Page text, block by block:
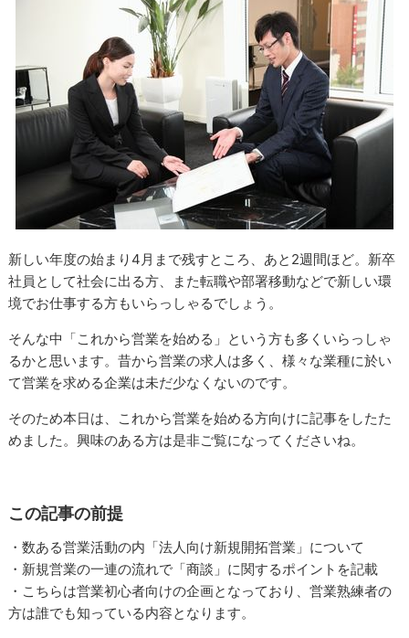
新しい年度の始まり4月まで残すところ、あと2週間ほど。新卒
社員として社会に出る方、また転職や部署移動などで新しい環
境でお仕事する方もいらっしゃるでしょう。
そんな中「これから営業を始める」という方も多くいらっしゃ
るかと思います。昔から営業の求人は多く、様々な業種に於い
て営業を求める企業は未だ少なくないのです。
そのため本日は、これから営業を始める方向けに記事をしたた
めました。興味のある方は是非ご覧になってくださいね。
この記事の前提
・数ある営業活動の内「法人向け新規開拓営業」について
・新規営業の一連の流れで「商談」に関するポイントを記載
・こちらは営業初心者向けの企画となっており、営業熟練者の
方は誰でも知っている内容となります。